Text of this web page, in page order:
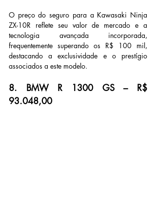
O preço do seguro para a Kawasaki Ninja
ZX-10R reflete seu valor de mercado e a
tecnologia avançada incorporada,
frequentemente superando os R$ 100 mil,
destacando a exclusividade e o prestígio
associados a este modelo.
8. BMW R 1300 GS – R$
93.048,00